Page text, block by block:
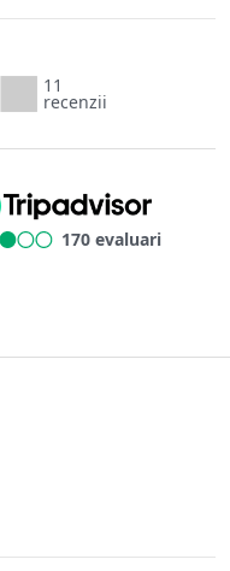
11
recenzii
170 evaluari